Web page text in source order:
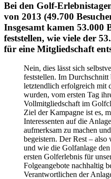
Bei den Golf-
von 2013 (49.700
Insgesamt kamen 53.000
feststellen, wie viele der
für eine Mitgliedschaft
Nein, dies lässt sich
feststellen. Im Durchschnitt
letztendlich erfolgreich mit
wurden, vom ersten Tag
Vollmitgliedschaft im
Ziel der Kampagne ist es,
Interessenten auf die
aufmerksam zu machen
begeistern. Der Rest – also
und wie die Golfanlage den
ersten Golferlebnis für
Folgeangebote nachhaltig
Verantwortlichen der